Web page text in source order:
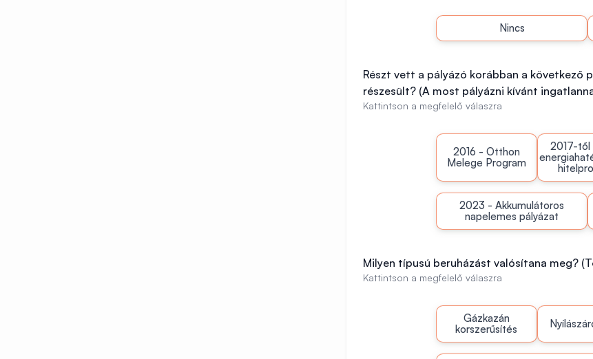
Nincs
Részt vett a pályázó korábban a
részesült? (A most pályázni kívánt
Kattintson a megfelelő válaszra
2016 - Otthon
Melege Program
2017-
2023 - Akkumulátoros
napelemes pályázat
Milyen típusú beruházást valósítana meg?
Kattintson a megfelelő válaszra
Gázkazán
korszerűsítés